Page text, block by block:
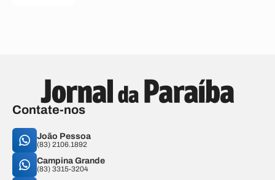
Contate-nos
João Pessoa
(83) 2106.1892
Campina Grande
(83) 3315-3204